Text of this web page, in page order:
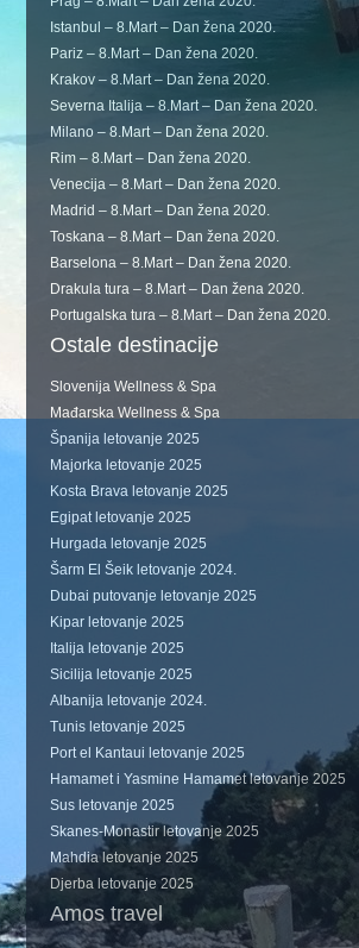
Istanbul – 8.Mart – Dan žena 2020.
Pariz – 8.Mart – Dan žena 2020.
Krakov – 8.Mart – Dan žena 2020.
Severna Italija – 8.Mart – Dan žena 2020.
Milano – 8.Mart – Dan žena 2020.
Rim – 8.Mart – Dan žena 2020.
Venecija – 8.Mart – Dan žena 2020.
Madrid – 8.Mart – Dan žena 2020.
Toskana – 8.Mart – Dan žena 2020.
Barselona – 8.Mart – Dan žena 2020.
Drakula tura – 8.Mart – Dan žena 2020.
Portugalska tura – 8.Mart – Dan žena 2020.
Ostale destinacije
Slovenija Wellness & Spa
Mađarska Wellness & Spa
Španija letovanje 2025
Majorka letovanje 2025
Kosta Brava letovanje 2025
Egipat letovanje 2025
Hurgada letovanje 2025
Šarm El Šeik letovanje 2024.
Dubai putovanje letovanje 2025
Kipar letovanje 2025
Italija letovanje 2025
Sicilija letovanje 2025
Albanija letovanje 2024.
Tunis letovanje 2025
Port el Kantaui letovanje 2025
Hamamet i Yasmine Hamamet letovanje 2025
Sus letovanje 2025
Skanes-Monastir letovanje 2025
Mahdia letovanje 2025
Djerba letovanje 2025
Amos travel